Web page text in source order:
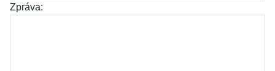
Zpráva: